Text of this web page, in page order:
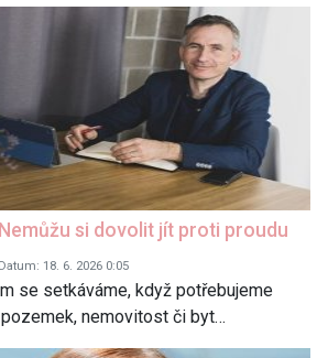
si dovolit jít proti proudu
18. 6. 2026 0:05
se setkáváme, když potřebujeme
nemovitost či byt…